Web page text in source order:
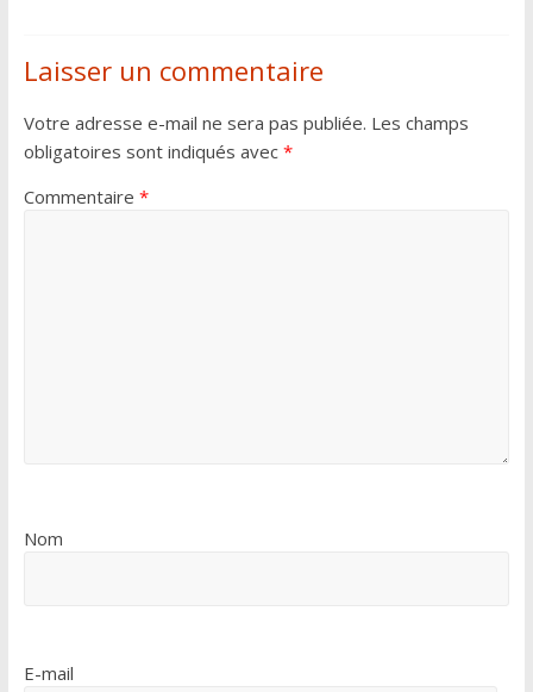
Laisser un commentaire
Votre adresse e-mail ne sera pas publiée. Les champs
obligatoires sont indiqués avec *
Commentaire *
Nom
E-mail